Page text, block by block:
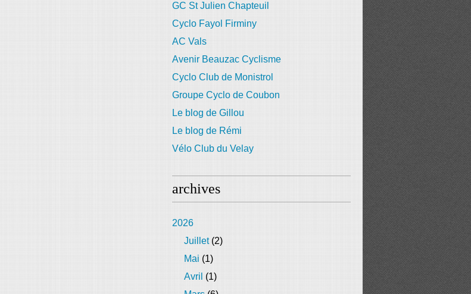
GC St Julien Chapteuil
Cyclo Fayol Firminy
AC Vals
Avenir Beauzac Cyclisme
Cyclo Club de Monistrol
Groupe Cyclo de Coubon
Le blog de Gillou
Le blog de Rémi
Vélo Club du Velay
archives
2026
Juillet(2)
Mai (1)
Avril (1)